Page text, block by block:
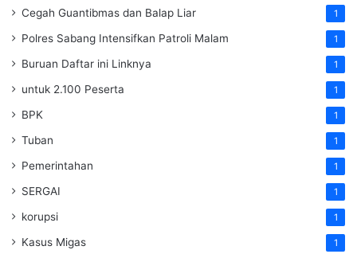
Cegah Guantibmas dan Balap Liar 1
Polres Sabang Intensifkan Patroli Malam 1
Buruan Daftar ini Linknya 1
untuk 2.100 Peserta 1
BPK 1
Tuban 1
Pemerintahan 1
SERGAI 1
korupsi 1
Kasus Migas 1